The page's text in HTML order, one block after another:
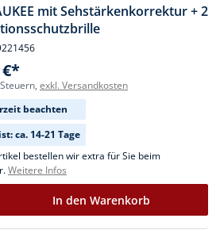
mit Sehstärkenkorrektur + 2
€*
exkl. Versandkosten
beachten
ca. 14-21 Tage
bestellen wir extra für Sie beim
Weitere Infos
In den Warenkorb